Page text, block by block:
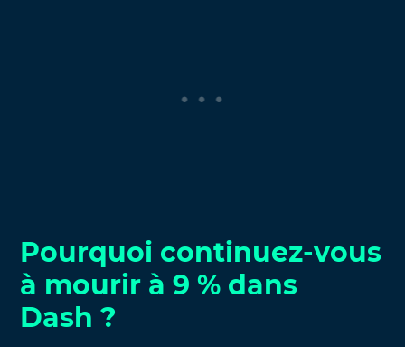
Pourquoi continuez-vous
à mourir à 9 % dans
Dash ?